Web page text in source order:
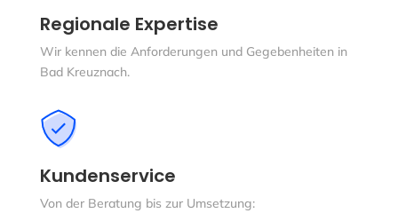
Regionale Expertise
Wir kennen die Anforderungen und Gegebenheiten in
Bad Kreuznach.
Kundenservice
Von der Beratung bis zur Umsetzung: